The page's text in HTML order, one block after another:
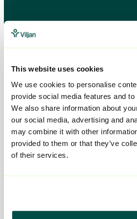
This website uses cookies
We use cookies to personalise
provide social media features and to
We also share information about
our social media, advertising and
may combine it with other
provided to them or that they’ve
of their services.
Kontakta oss
Telefon:010-161 54 52
E-mail:kontakt@viljan.se
Våra tjänster
Socialpsykiatri
HVB - Vuxna
HVB - Barn och unga
Stödboende